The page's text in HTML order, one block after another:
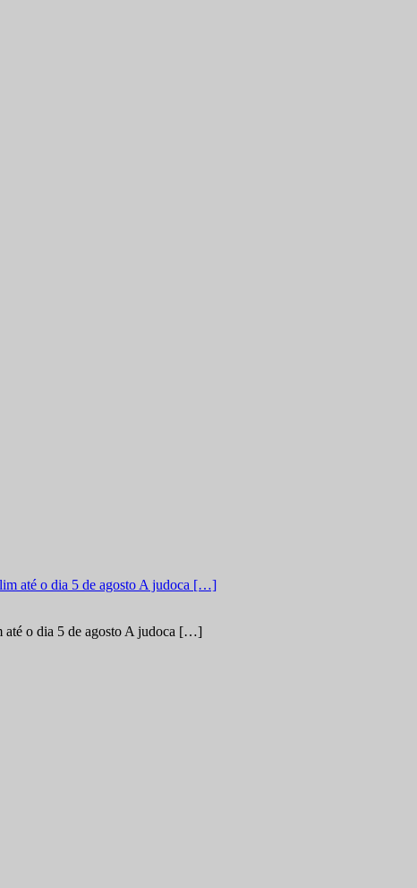
até o dia 5 de agosto A judoca […]